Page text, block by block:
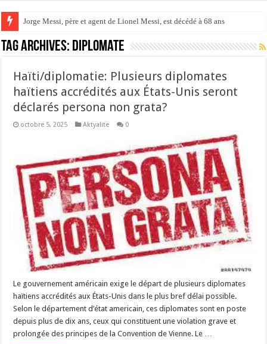
Jorge Messi, père et agent de Lionel Messi, est décédé à 68 ans
Tag Archives: Diplomate
Haïti/diplomatie: Plusieurs diplomates
haïtiens accrédités aux États-Unis seront
déclarés persona non grata?
octobre 5, 2025 Aktyalite 0
Le gouvernement américain exige le départ de plusieurs diplomates
haïtiens accrédités aux États-Unis dans le plus bref délai possible.
Selon le département d’état americain, ces diplomates sont en poste
depuis plus de dix ans, ceux qui constituent une violation grave et
prolongée des principes de la Convention de Vienne. Le …